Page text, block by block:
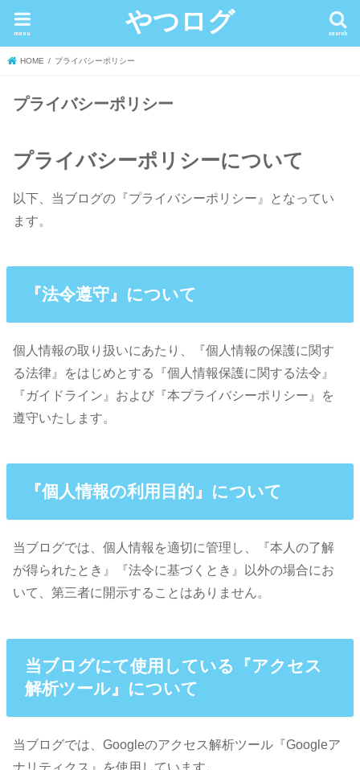
やつログ search
menu
HOME プライバシーポリシー
プライバシーポリシー
プライバシーポリシーについて
以下、当ブログの『プライバシーポリシー』となってい
ます。
『法令遵守』について
個人情報の取り扱いにあたり、『個人情報の保護に関す
る法律』をはじめとする『個人情報保護に関する法令』
『ガイドライン』および『本プライバシーポリシー』を
遵守いたします。
『個人情報の利用目的』について
当ブログでは、個人情報を適切に管理し、『本人の了解
が得られたとき』『法令に基づくとき』以外の場合にお
いて、第三者に開示することはありません。
当ブログにて使用している『アクセス
解析ツール』について
当ブログでは、Googleのアクセス解析ツール『Googleア
ナリティクス』を使用しています。